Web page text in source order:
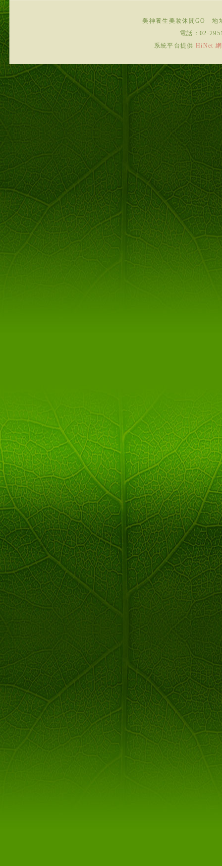
美神養生美妝休閒GO
地
電話： 02-
系統平台提供HiNet